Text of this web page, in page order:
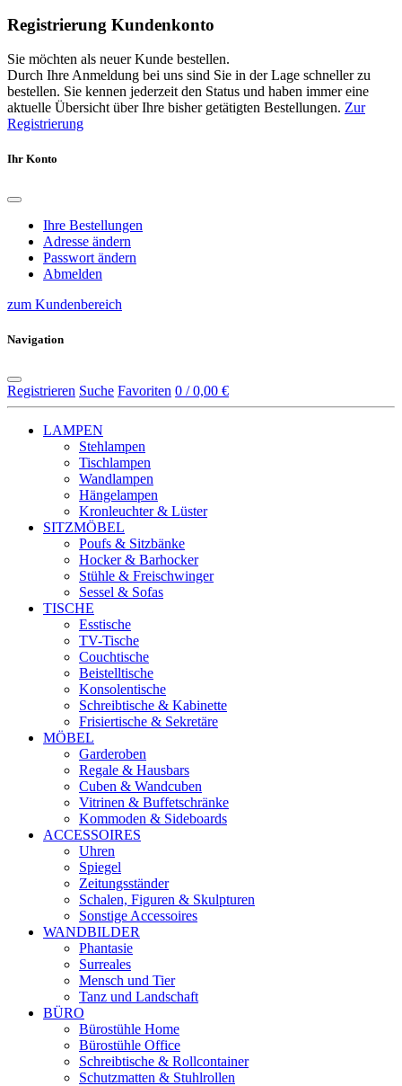
Registrierung Kundenkonto
Sie möchten als neuer Kunde bestellen.
Durch Ihre Anmeldung bei uns sind Sie in der Lage schneller zu
bestellen. Sie kennen jederzeit den Status und haben immer eine
aktuelle Übersicht über Ihre bisher getätigten Bestellungen. Zur
Registrierung
Ihr Konto
Ihre Bestellungen
Adresse ändern
Passwort ändern
Abmelden
zum Kundenbereich
Navigation
Registrieren Suche Favoriten 0 / 0,00 €
LAMPEN
Stehlampen
Tischlampen
Wandlampen
Hängelampen
Kronleuchter & Lüster
SITZMÖBEL
Poufs & Sitzbänke
Hocker & Barhocker
Stühle & Freischwinger
Sessel & Sofas
TISCHE
Esstische
TV-Tische
Couchtische
Beistelltische
Konsolentische
Schreibtische & Kabinette
Frisiertische & Sekretäre
MÖBEL
Garderoben
Regale & Hausbars
Cuben & Wandcuben
Vitrinen & Buffetschränke
Kommoden & Sideboards
ACCESSOIRES
Uhren
Spiegel
Zeitungsständer
Schalen, Figuren & Skulpturen
Sonstige Accessoires
WANDBILDER
Phantasie
Surreales
Mensch und Tier
Tanz und Landschaft
BÜRO
Bürostühle Home
Bürostühle Office
Schreibtische & Rollcontainer
Schutzmatten & Stuhlrollen